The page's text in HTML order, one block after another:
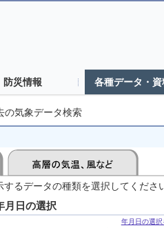
防災情報 各種データ・資
の気象データ検索
るデータの種類を選択してくださ
月日の選択
年月日の選択